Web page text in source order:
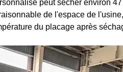
peut sécher environ
de l'espace de
du placage après